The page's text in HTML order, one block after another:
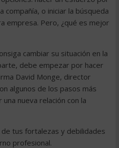
compañía, o iniciar la búsqueda
empresa. Pero, ¿qué es mejor
cambiar su situación en la
debe empezar por hacer
David Monge, director
algunos de los pasos más
nueva relación con la
de tus fortalezas y debilidades
profesional.